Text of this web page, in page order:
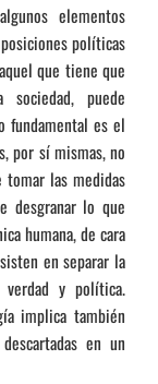
elementos
políticas
que tiene que
puede
fundamental es el
por sí mismas, no
las medidas
desgranar lo que
humana, de cara
en separar la
y política.
implica también
en un